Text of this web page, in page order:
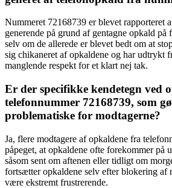
Nummeret 72168739 er blevet rapporteret
generende på grund af gentagne opkald på
selv om de allerede er blevet bedt om at
sig chikaneret af opkaldene og har udtrykt
manglende respekt for et klart nej tak.
Er der specifikke kendetegn ved
telefonnummer 72168739, som
problematiske for modtagerne?
Ja, flere modtagere af opkaldene fra
påpeget, at opkaldene ofte forekommer på
såsom sent om aftenen eller tidligt om
fortsætter opkaldene selv efter blokering af
være ekstremt frustrerende.